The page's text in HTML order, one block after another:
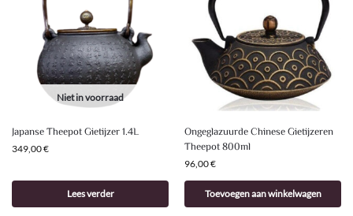
Niet in voorraad
Japanse Theepot Gietijzer 1.4L
349,00€
Lees verder
Ongeglazuurde Chinese Gietijzeren
Theepot 800ml
96,00€
Toevoegen aan winkelwagen